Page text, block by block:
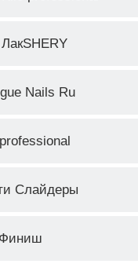
Nails Ru
Слайдеры
Финиш